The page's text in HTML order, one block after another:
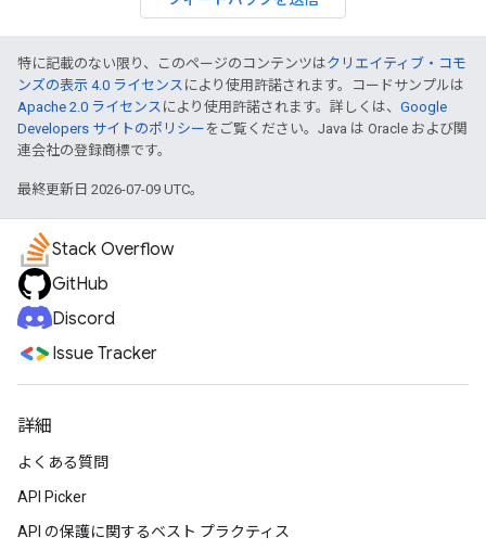
特に記載のない限り、このページのコンテンツはクリエイティブ・コモ
ンズの表示 4.0 ライセンス により使用許諾されます。コードサンプルは
Apache 2.0 ライセンス により使用許諾されます。詳しくは、 Google
Developers サイトのポリシー をご覧ください。Java は Oracle および関
連会社の登録商標です。
最終更新日 2026-07-09 UTC。
Stack Overflow
GitHub
Discord
Issue Tracker
詳細
よくある質問
API Picker
API の保護に関するベスト プラクティス